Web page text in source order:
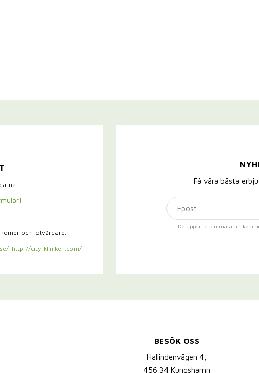
och fotvårdare.
http://city-kliniken.com/
Få våra bästa
De uppgifter du matar in
BESÖK OSS
Hallindenvägen 4,
456 34 Kungshamn